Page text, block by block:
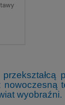
wyobraźni.